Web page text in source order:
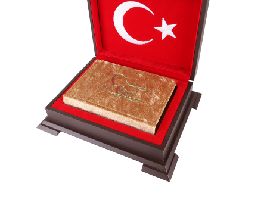
İPTAL VE İADE KOŞULLARI
İptal ve İade Politikası
Mesafeli Satış Sözleşmesi
Mesafeli Satış Sözleşmesi